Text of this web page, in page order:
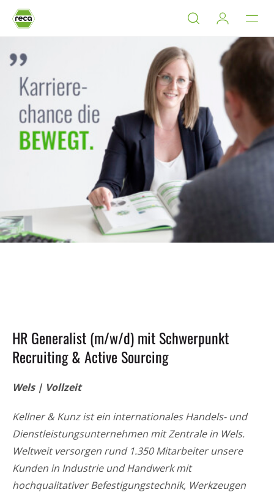
HR Generalist (m/w/d) mit Schwerpunkt
Recruiting & Active Sourcing
Wels | Vollzeit
Kellner & Kunz ist ein internationales Handels- und
Dienstleistungsunternehmen mit Zentrale in Wels.
Weltweit versorgen rund 1.350 Mitarbeiter unsere
Kunden in Industrie und Handwerk mit
hochqualitativer Befestigungstechnik, Werkzeugen